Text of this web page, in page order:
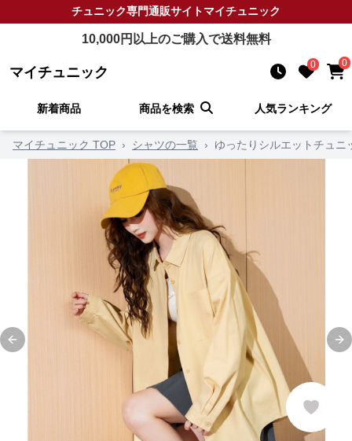
チュニック専門通販サイトマイチュニック
10,000円以上のご購入で送料無料
マイチュニック 0 0
新着商品 商品を検索 人気ランキング
マイチュニック TOP › シャツの一覧 › ゆったりシルエットチュニ
Previous slide